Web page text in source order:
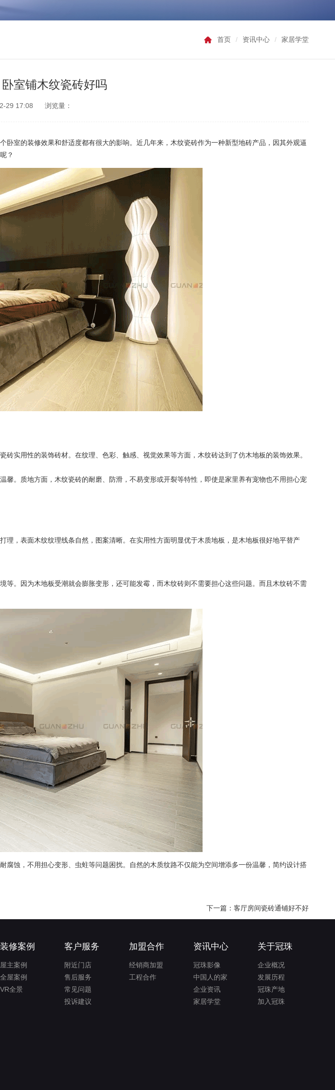
首页 / 资讯中心 / 家居学堂
室铺木纹瓷砖好吗
29 17:08 浏览量：
的装修效果和舒适度都有很大的影响。近几年来，木纹瓷砖作为一种新型地砖产品，因其外观逼
？
用性的装饰砖材。在纹理、色彩、触感、视觉效果等方面，木纹砖达到了仿木地板的装饰效果。
。质地方面，木纹瓷砖的耐磨、防滑，不易变形或开裂等特性，即使是家里养有宠物也不用担心宠
，表面木纹纹理线条自然，图案清晰。在实用性方面明显优于木质地板，是木地板很好地平替产
。因为木地板受潮就会膨胀变形，还可能发霉，而木纹砖则不需要担心这些问题。而且木纹砖不需
，不用担心变形、虫蛀等问题困扰。自然的木质纹路不仅能为空间增添多一份温馨，简约设计搭
下一篇：客厅房间瓷砖通铺好不好
装修案例
屋主案例
全屋案例
VR全景
客户服务
附近门店
售后服务
常见问题
投诉建议
加盟合作
经销商加盟
工程合作
资讯中心
冠珠影像
中国人的家
企业资讯
家居学堂
关于冠珠
企业概况
发展历程
冠珠产地
加入冠珠